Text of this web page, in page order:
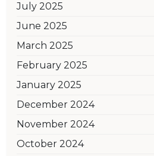
July 2025
June 2025
March 2025
February 2025
January 2025
December 2024
November 2024
October 2024